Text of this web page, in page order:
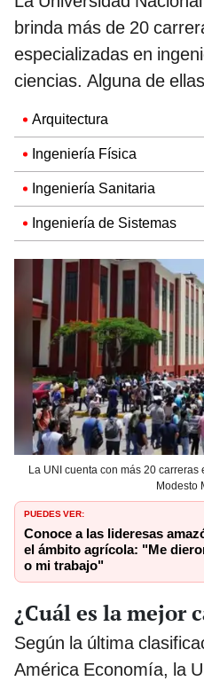
brinda más de 20
especializadas en
ciencias. Alguna de
Arquitectura
Ingeniería Física
Ingeniería Sanitaria
Ingeniería de Sistemas
La UNI cuenta con más 20
Modesto
PUEDES VER:
Conoce a las lideresas
el ámbito agrícola: "Me
o mi trabajo"
¿Cuál es la mejor
Según la última
América Economía, la